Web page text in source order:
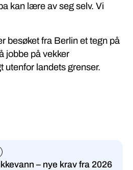
kan lære av seg selv. Vi
besøket fra Berlin et tegn på
jobbe på vekker
utenfor landets grenser.
– nye krav fra 2026